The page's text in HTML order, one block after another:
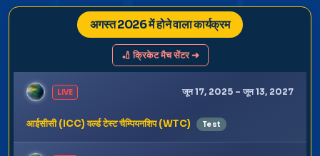
अगस्त 2026 में होने वाला कार्यक्रम
🏏 क्रिकेट मैच सेंटर ➜
आईसीसी (ICC) वर्ल्ड टेस्ट चैम्पियनशिप (WTC) Test
जून 17, 2025 – जून 13, 2027
LIVE